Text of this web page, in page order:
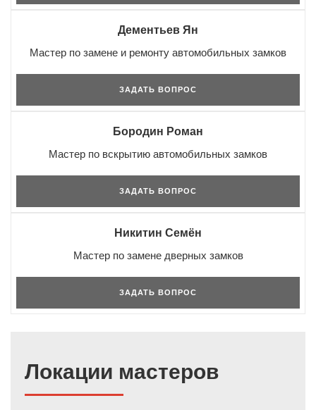
Дементьев Ян
Мастер по замене и ремонту автомобильных замков
ЗАДАТЬ ВОПРОС
Бородин Роман
Мастер по вскрытию автомобильных замков
ЗАДАТЬ ВОПРОС
Никитин Семён
Мастер по замене дверных замков
ЗАДАТЬ ВОПРОС
Локации мастеров